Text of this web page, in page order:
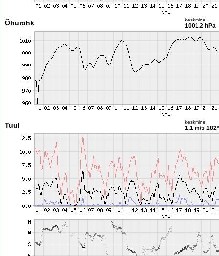
Õhurõhk keskmine
1001.2 hPa
Tuul keskmine
1.1 m/s 182°